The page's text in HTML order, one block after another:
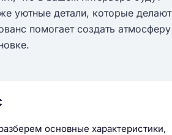
уютные детали, которые делают
помогает создать атмосферу
основные характеристики,